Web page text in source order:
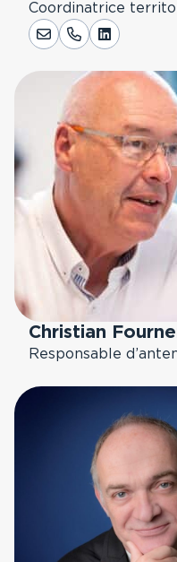
Coordinatrice
LinkedIn
Christian
Responsable